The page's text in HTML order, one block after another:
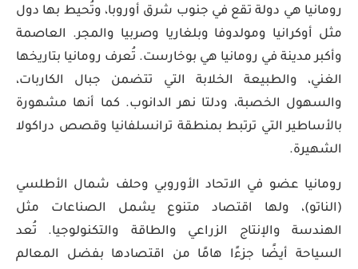
رومانيا هي دولة تقع في جنوب شرق أوروبا، وتُحيط بها دول
مثل أوكرانيا ومولدوفا وبلغاريا وصربيا والمجر. العاصمة
وأكبر مدينة في رومانيا هي بوخارست. تُعرف رومانيا بتاريخها
الغني، والطبيعة الخلابة التي تتضمن جبال الكاربات،
والسهول الخصبة، ودلتا نهر الدانوب. كما أنها مشهورة
بالأساطير التي ترتبط بمنطقة ترانسلفانيا وقصص دراكولا
الشهيرة.
رومانيا عضو في الاتحاد الأوروبي وحلف شمال الأطلسي
(الناتو)، ولها اقتصاد متنوع يشمل الصناعات مثل
الهندسة والإنتاج الزراعي والطاقة والتكنولوجيا. تُعد
السياحة أيضًا جزءًا هامًا من اقتصادها بفضل المعالم